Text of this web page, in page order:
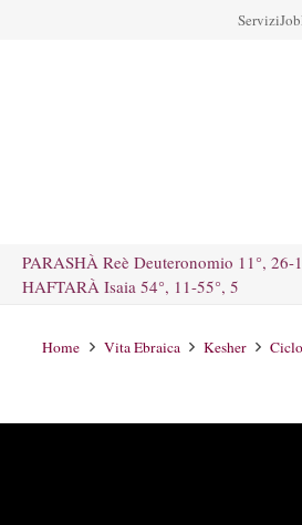
ServiziJob
PARASHÀ Reè Deuteronomio 11°, 26-
HAFTARÀ Isaia 54°, 11-55°, 5
Home Vita Ebraica Kesher